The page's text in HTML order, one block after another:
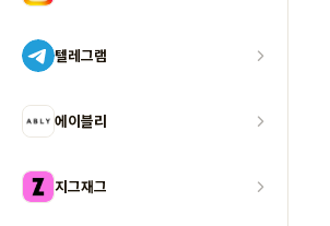
텔레그램
에이블리
지그재그